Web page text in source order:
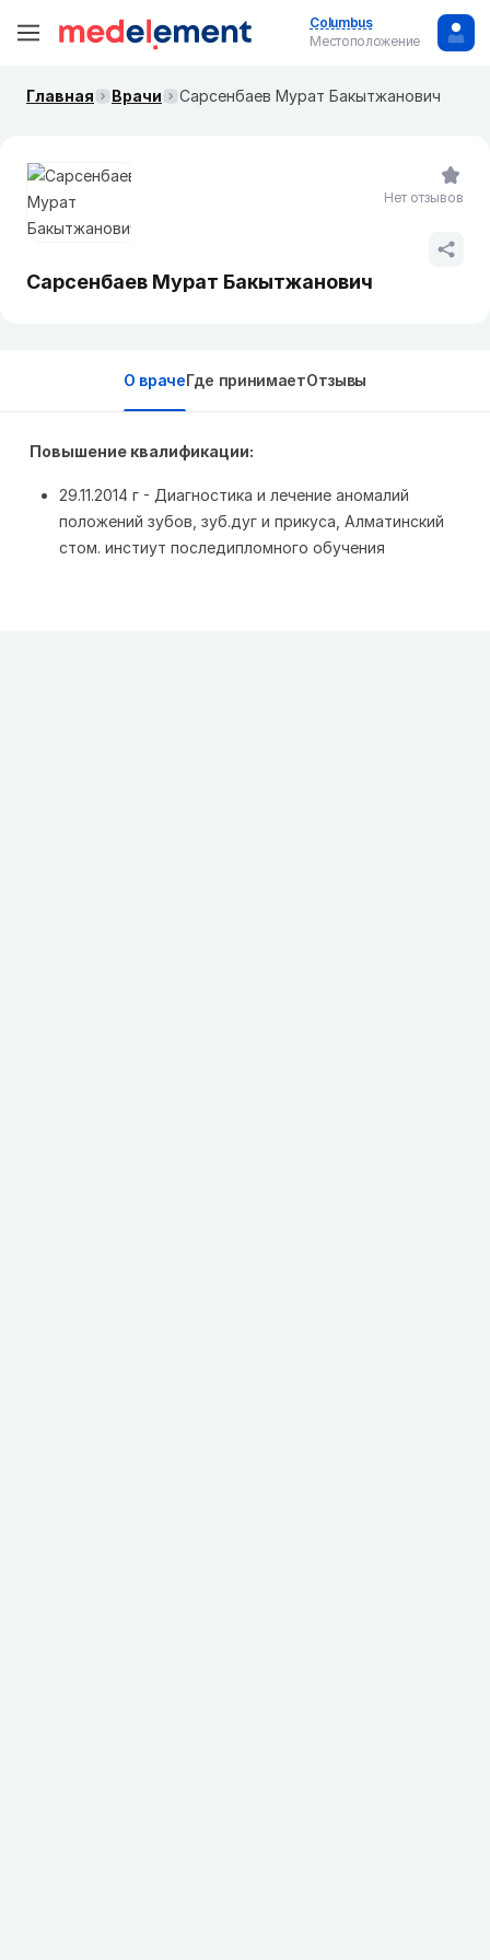
Columbus
Местоположение
Главная Врачи Сарсенбаев Мурат Бакытжанович
Сарсенбаев Мурат Бакытжанович
Нет отзывов
О врачеГде принимаетОтзывы
Повышение квалификации:
29.11.2014 г - Диагностика и лечение аномалий
положений зубов, зуб.дуг и прикуса, Алматинский
стом. инстиут последипломного обучения